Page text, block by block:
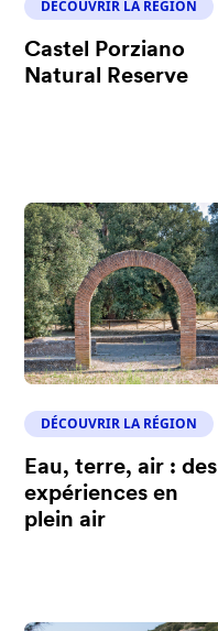
DÉCOUVRIR LA RÉGION
Castel Porziano
Natural Reserve
DÉCOUVRIR LA RÉGION
Eau, terre, air : des
expériences en
plein air